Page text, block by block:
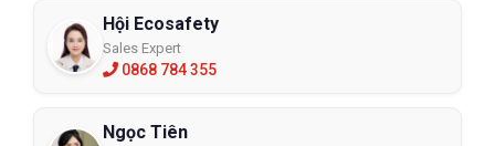
Hội Ecosafety
Sales Expert
0868 784 355
Ngọc Tiên